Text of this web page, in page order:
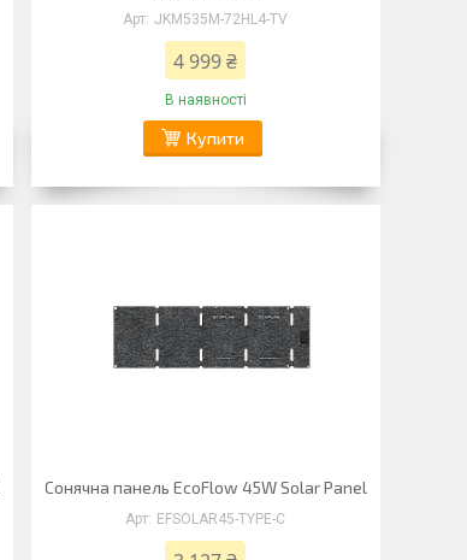
JKM535M-72HL4-TV
4 999 ₴
В наявності
Купити
Сонячна панель EcoFlow 45W Solar Panel
EFSOLAR45-TYPE-C